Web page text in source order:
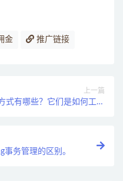
金 推广链接
上一篇
式有哪些？它们是如何工作
务管理的区别。